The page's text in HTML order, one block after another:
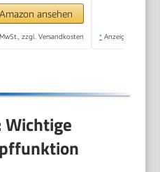
ansehen
zzgl. Versandkosten * Anzeige